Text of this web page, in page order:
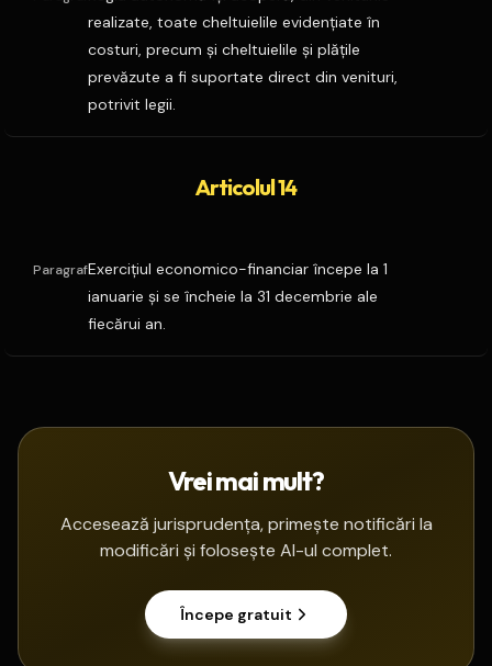
realizate, toate cheltuielile evidenţiate în
costuri, precum şi cheltuielile şi plăţile
prevăzute a fi suportate direct din venituri,
potrivit legii.
Articolul 14
ParagrafExerciţiul economico-financiar începe la 1
ianuarie şi se încheie la 31 decembrie ale
fiecărui an.
Vrei mai mult?
Accesează jurisprudența, primește notificări la
modificări și folosește AI-ul complet.
Începe gratuit